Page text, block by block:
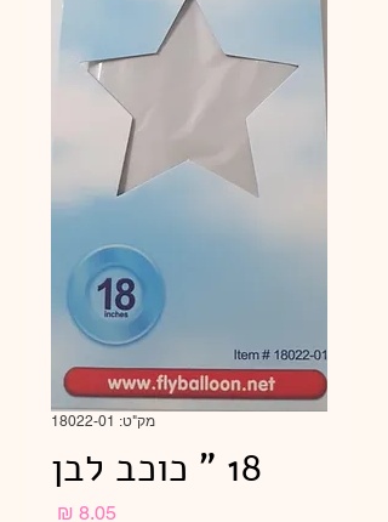
מק"ט: 18022-01
18 " כוכב לבן